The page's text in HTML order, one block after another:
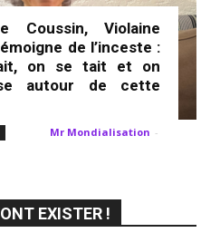
Coussin, Violaine
de l’inceste :
on se tait et on
autour de cette
Mr Mondialisation -
EXISTER !